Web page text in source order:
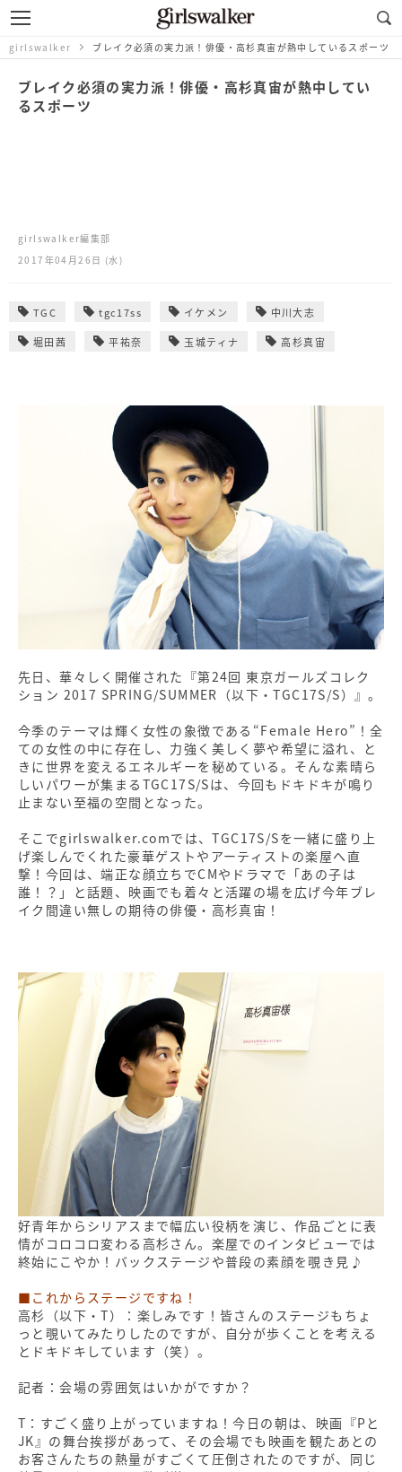
girlswalker ブレイク必須の実力派！俳優・高杉真宙が熱中しているスポーツ
ブレイク必須の実力派！俳優・高杉真宙が熱中してい
るスポーツ
girlswalker編集部
2017年04月26日 (水)
TGC tgc17ss イケメン 中川大志
堀田茜 平祐奈 玉城ティナ 高杉真宙
先日、華々しく開催された『第24回 東京ガールズコレク
ション 2017 SPRING/SUMMER（以下・TGC17S/S）』。
今季のテーマは輝く女性の象徴である“Female Hero”！全
ての女性の中に存在し、力強く美しく夢や希望に溢れ、と
きに世界を変えるエネルギーを秘めている。そんな素晴ら
しいパワーが集まるTGC17S/Sは、今回もドキドキが鳴り
止まない至福の空間となった。
そこでgirlswalker.comでは、TGC17S/Sを一緒に盛り上
げ楽しんでくれた豪華ゲストやアーティストの楽屋へ直
撃！今回は、端正な顔立ちでCMやドラマで「あの子は
誰！？」と話題、映画でも着々と活躍の場を広げ今年ブレ
イク間違い無しの期待の俳優・高杉真宙！
好青年からシリアスまで幅広い役柄を演じ、作品ごとに表
情がコロコロ変わる高杉さん。楽屋でのインタビューでは
終始にこやか！バックステージや普段の素顔を覗き見♪
■これからステージですね！
高杉（以下・T）：楽しみです！皆さんのステージもちょ
っと覗いてみたりしたのですが、自分が歩くことを考える
とドキドキしています（笑）。
記者：会場の雰囲気はいかがですか？
T：すごく盛り上がっていますね！今日の朝は、映画『Pと
JK』の舞台挨拶があって、その会場でも映画を観たあとの
お客さんたちの熱量がすごくて圧倒されたのですが、同じ